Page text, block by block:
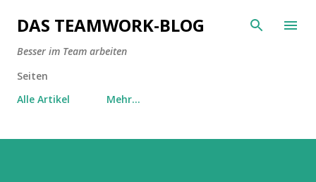
Direkt zum Hauptbereich
DAS TEAMWORK-BLOG
Besser im Team arbeiten
Seiten
Alle Artikel
Mehr…